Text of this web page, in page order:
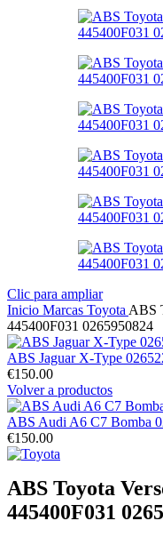
Clic para ampliar
Inicio Marcas Toyota ABS
445400F031 0265950824
ABS Jaguar X-Type
€150.00
Volver a productos
ABS Audi A6 C7 Bomba
€150.00
ABS Toyota
445400F031